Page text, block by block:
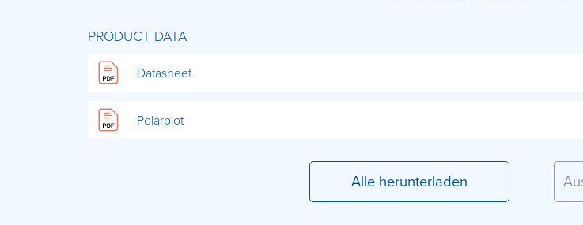
PRODUCT DATA
Datasheet
Polarplot